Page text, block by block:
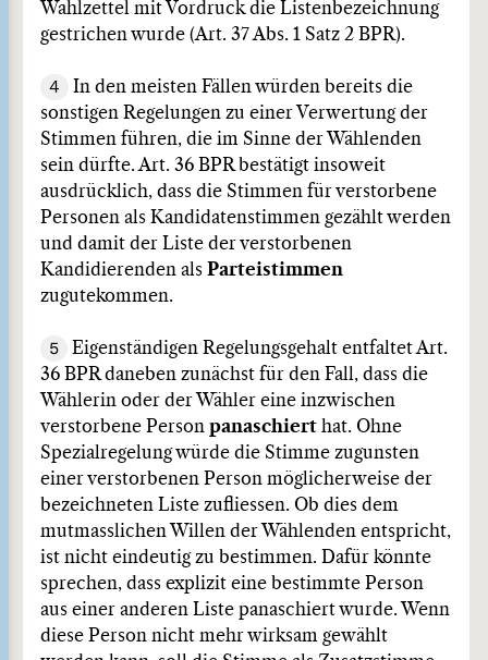
Wahlzettel mit Vordruck die Listenbezeichnung
gestrichen wurde (Art. 37 Abs. 1 Satz 2 BPR).
4
In den meisten Fällen würden bereits die
sonstigen Regelungen zu einer Verwertung der
Stimmen führen, die im Sinne der Wählenden
sein dürfte. Art. 36 BPR bestätigt insoweit
ausdrücklich, dass die Stimmen für verstorbene
Personen als Kandidatenstimmen gezählt werden
und damit der Liste der verstorbenen
Kandidierenden als Parteistimmen
zugutekommen.
5
Eigenständigen Regelungsgehalt entfaltet Art.
36 BPR daneben zunächst für den Fall, dass die
Wählerin oder der Wähler eine inzwischen
verstorbene Person panaschiert hat. Ohne
Spezialregelung würde die Stimme zugunsten
einer verstorbenen Person möglicherweise der
bezeichneten Liste zufliessen. Ob dies dem
mutmasslichen Willen der Wählenden entspricht,
ist nicht eindeutig zu bestimmen. Dafür könnte
sprechen, dass explizit eine bestimmte Person
aus einer anderen Liste panaschiert wurde. Wenn
diese Person nicht mehr wirksam gewählt